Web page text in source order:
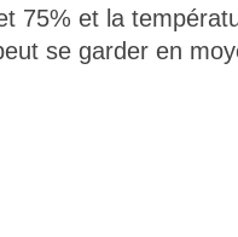
75% et la
se garder en